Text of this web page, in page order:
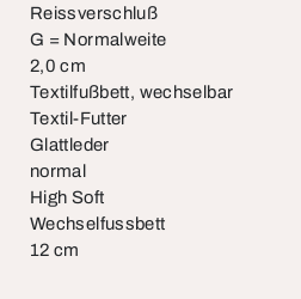
Reissverschluß
G = Normalweite
2,0 cm
Textilfußbett, wechselbar
Textil-Futter
Glattleder
normal
High Soft
Wechselfussbett
12 cm